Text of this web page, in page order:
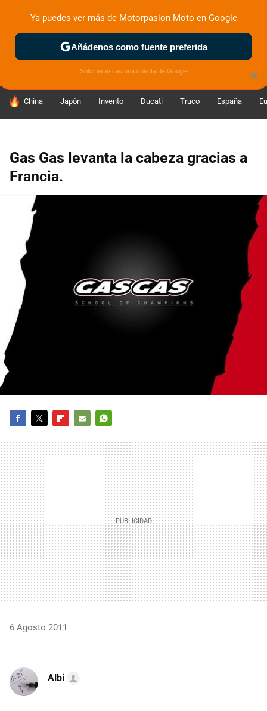
ZONA DE PRUEBAS DEPORTIVAS MOTOS ELÉCTRICAS
HOY SE HABLA DE
China Japón Invento Ducati Truco España
Gas Gas levanta la cabeza gracias a
Francia.
MAIL
6 Agosto 2011
Albi
×
Ya puedes ver más de Motorpasion Moto en Google
Añádenos como fuente preferida
Solo necesitas una cuenta de Google